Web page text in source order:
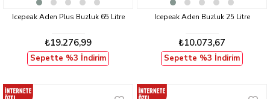
Icepeak Aden Plus Buzluk 65 Litre
₺19.276,99
Sepette %3 İndirim
Icepeak Aden Buzluk 25 Litre
₺10.073,67
Sepette %3 İndirim